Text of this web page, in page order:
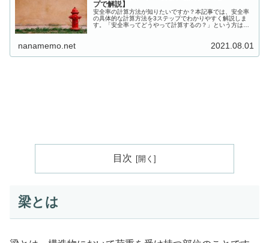
プで解説】
安全率の計算方法が知りたいですか？本記事では、安全率
の具体的な計算方法を3ステップでわかりやすく解説しま
す。「安全率ってどうやって計算するの？」という方は、
nanamemo.net 2021.08.01
目次
梁とは